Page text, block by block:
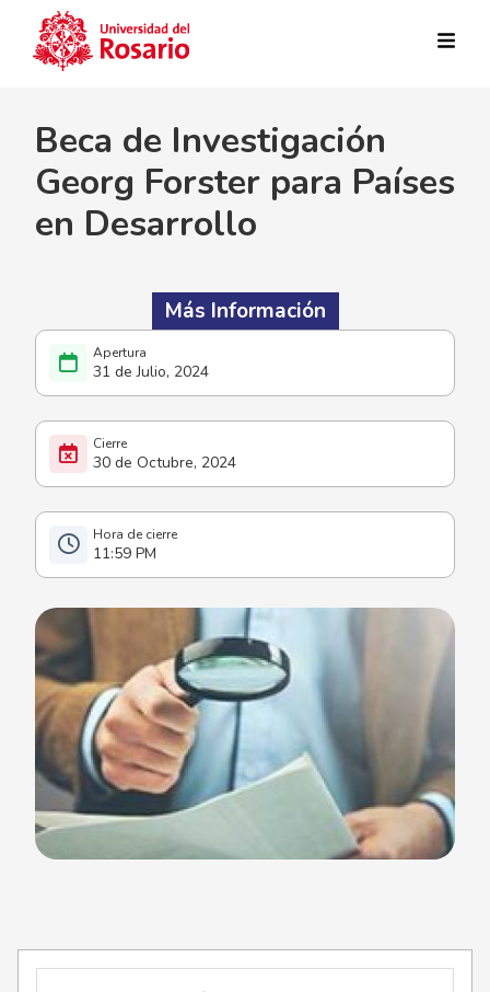
31 de Julio, 2024
30 de Octubre, 2024
11:59 PM
Beca de Investigación
Georg Forster para Países
en Desarrollo
Más Información